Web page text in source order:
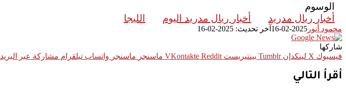
الوسوم
أخبار ريال مدريد
أخبار ريال مدريد اليوم الليجا
محمود أنور 2025-02-16 آخر تحديث: 2025-02-16
شاركها
فيسبوك ‫X لينكدإن بينتيريست ماسنجر ماسنجر واتساب تيلقرام مشاركة عبر البريد
أقرأ التالي